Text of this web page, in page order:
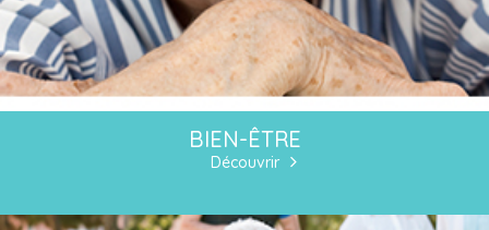
BIEN-ÊTRE
Découvrir